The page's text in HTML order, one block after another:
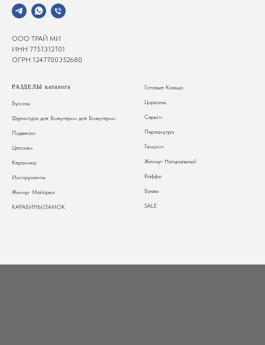
ООО ТРАЙ МИ
ИНН 7751312101
ОГРН 1247700352680
РАЗДЕЛЫ каталога
Бусины
Фурнитура для Бижутерии для Бижутерии
Подвески
Цепочки
Керамика
Инструменты
Жемчуг Майорка
КАРАБИНЫ/ЗАМОК
Готовые Кольца
Цирконы
Серьги
Перламутра
Гематит
Жемчуг Натуральный
Каффы
Буквы
SALE